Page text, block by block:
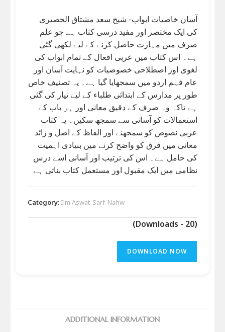
کی ایک مختصر اور مفید درسی کتاب ہے جو علم
صرف میں مہارت حاصل کرنے کے لیے لکھی گئی
ہے۔ اس کتاب میں عربی افعال کے تمام ابواب کی
لغوی اور اصطلاحی خصوصیات کو نہایت آسان اور
عام فہم اردو میں سمجھایا گیا ہے۔ یہ تصنیف خاص
طور پر مدارس کے ابتدائی طلباء کے لیے تیار کی گئی
ہے تاکہ وہ صرف کے دقیق معانی اور ہر باب کے
استعمالات کو آسانی سے سمجھ سکیں۔ یہ کتاب
عربی نصوص کو سمجھنے اور الفاظ کے اصل و زائد
معانی میں فرق کو واضح کرنے میں بنیادی اہمیت
کی حامل ہے۔ اس کی ترتیب اور آسانی اسے درس
نظامی میں ایک مقبول اور مستعمل کتاب بناتی ہے
Category: Ilm Aswat-Sarf-Nahw
(Downloads - 20)
DOWNLOAD NOW
ADDITIONAL INFORMATION